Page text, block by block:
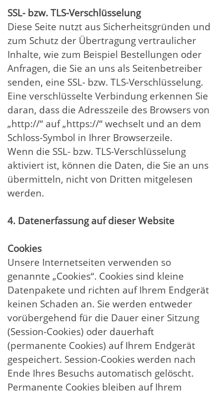
SSL- bzw. TLS-Verschlüsselung
Diese Seite nutzt aus Sicherheitsgründen und
zum Schutz der Übertragung vertraulicher
Inhalte, wie zum Beispiel Bestellungen oder
Anfragen, die Sie an uns als Seitenbetreiber
senden, eine SSL- bzw. TLS-Verschlüsselung.
Eine verschlüsselte Verbindung erkennen Sie
daran, dass die Adresszeile des Browsers von
„http://“ auf „https://“ wechselt und an dem
Schloss-Symbol in Ihrer Browserzeile.
Wenn die SSL- bzw. TLS-Verschlüsselung
aktiviert ist, können die Daten, die Sie an uns
übermitteln, nicht von Dritten mitgelesen
werden.
4. Datenerfassung auf dieser Website
Cookies
Unsere Internetseiten verwenden so
genannte „Cookies“. Cookies sind kleine
Datenpakete und richten auf Ihrem Endgerät
keinen Schaden an. Sie werden entweder
vorübergehend für die Dauer einer Sitzung
(Session-Cookies) oder dauerhaft
(permanente Cookies) auf Ihrem Endgerät
gespeichert. Session-Cookies werden nach
Ende Ihres Besuchs automatisch gelöscht.
Permanente Cookies bleiben auf Ihrem